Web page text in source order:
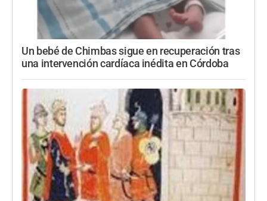
Un bebé de Chimbas sigue en recuperación tras
una intervención cardíaca inédita en Córdoba